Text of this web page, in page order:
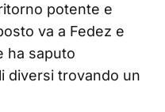
potente e
va a Fedez e
ha saputo
diversi trovando un